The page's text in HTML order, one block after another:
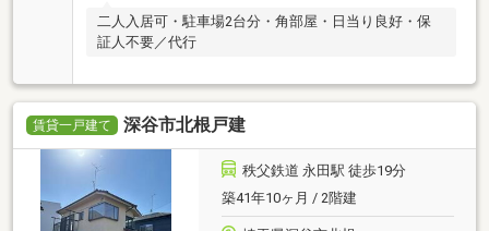
二人入居可・駐車場2台分・角部屋・日当り良好・保
証人不要／代行
賃貸一戸建て 深谷市北根戸建
秩父鉄道 永田駅 徒歩19分
築41年10ヶ月 / 2階建